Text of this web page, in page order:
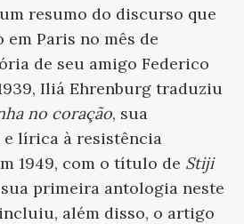
resumo do discurso que
Paris no mês de
de seu amigo Federico
Iliá Ehrenburg traduziu
no coração, sua
e lírica à resistência
1949, com o título de Stiji
primeira antologia neste
além disso, o artigo